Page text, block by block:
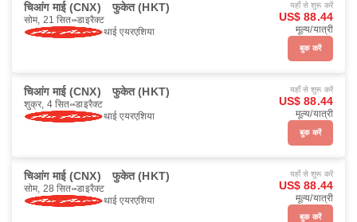
चिआंग माई (CNX) फुकेत (HKT)
सोम, 21 सित॰ डाइरैक्ट
थाई एयरएशिया
यहाँ से शुरू करें
US$ 88.44
मूल्य/यात्री
बुक करें
चिआंग माई (CNX) फुकेत (HKT)
शुक्र, 4 सित॰ डाइरैक्ट
थाई एयरएशिया
यहाँ से शुरू करें
US$ 88.44
मूल्य/यात्री
बुक करें
चिआंग माई (CNX) फुकेत (HKT)
सोम, 28 सित॰ डाइरैक्ट
थाई एयरएशिया
यहाँ से शुरू करें
US$ 88.44
मूल्य/यात्री
बुक करें